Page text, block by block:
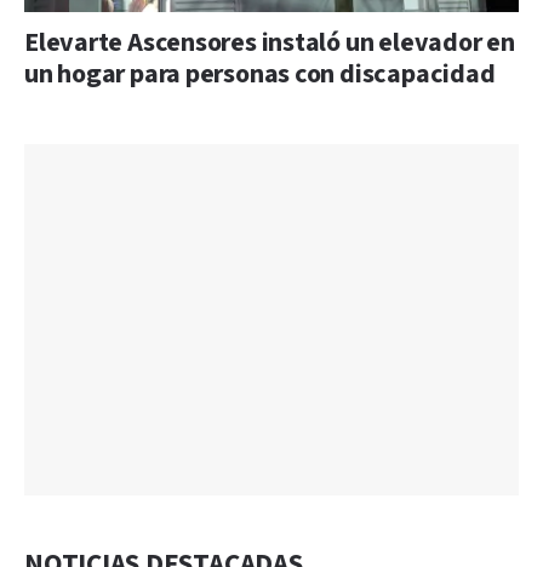
Elevarte Ascensores instaló un elevador en
un hogar para personas con discapacidad